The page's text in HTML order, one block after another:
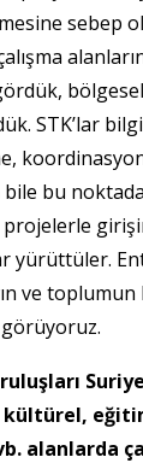
sebep
STK’lar
bile bu
yürüttüler.
ve
alanlarda